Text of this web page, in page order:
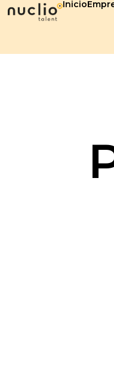
Inicio